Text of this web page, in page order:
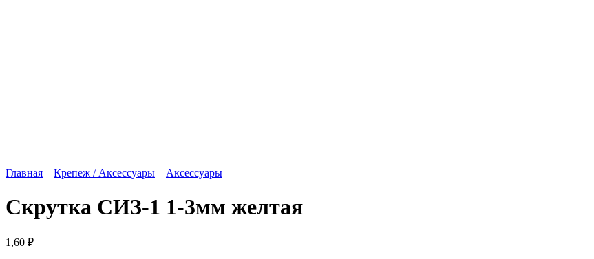
Главная Крепеж / Аксессуары Аксессуары
Скрутка СИЗ-1 1-3мм желтая
1,60 ₽